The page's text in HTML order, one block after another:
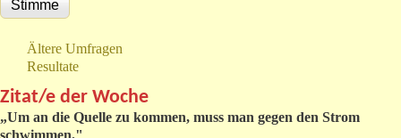
Ältere Umfragen
Resultate
Zitat/e der Woche
„Um an die Quelle zu kommen, muss man gegen den Strom
schwimmen."